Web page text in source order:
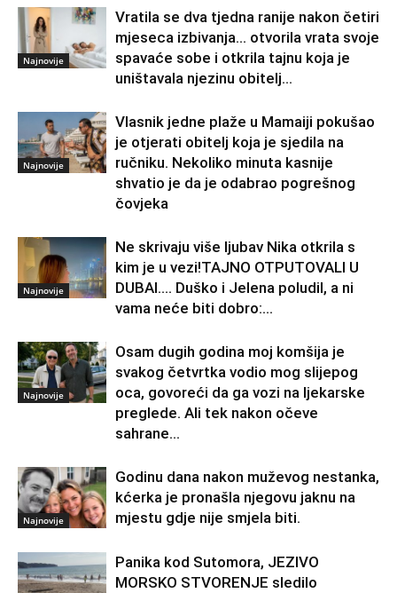
Najnovije
Vratila se dva tjedna ranije nakon četiri
mjeseca izbivanja… otvorila vrata svoje
spavaće sobe i otkrila tajnu koja je
uništavala njezinu obitelj…
Najnovije
Vlasnik jedne plaže u Mamaiji pokušao
je otjerati obitelj koja je sjedila na
ručniku. Nekoliko minuta kasnije
shvatio je da je odabrao pogrešnog
čovjeka
Najnovije
Ne skrivaju više ljubav Nika otkrila s
kim je u vezi!TAJNO OTPUTOVALI U
DUBAI…. Duško i Jelena poludil, a ni
vama neće biti dobro:...
Najnovije
Osam dugih godina moj komšija je
svakog četvrtka vodio mog slijepog
oca, govoreći da ga vozi na ljekarske
preglede. Ali tek nakon očeve
sahrane...
Najnovije
Godinu dana nakon muževog nestanka,
kćerka je pronašla njegovu jaknu na
mjestu gdje nije smjela biti.
Panika kod Sutomora, JEZIVO
MORSKO STVORENJE sledilo